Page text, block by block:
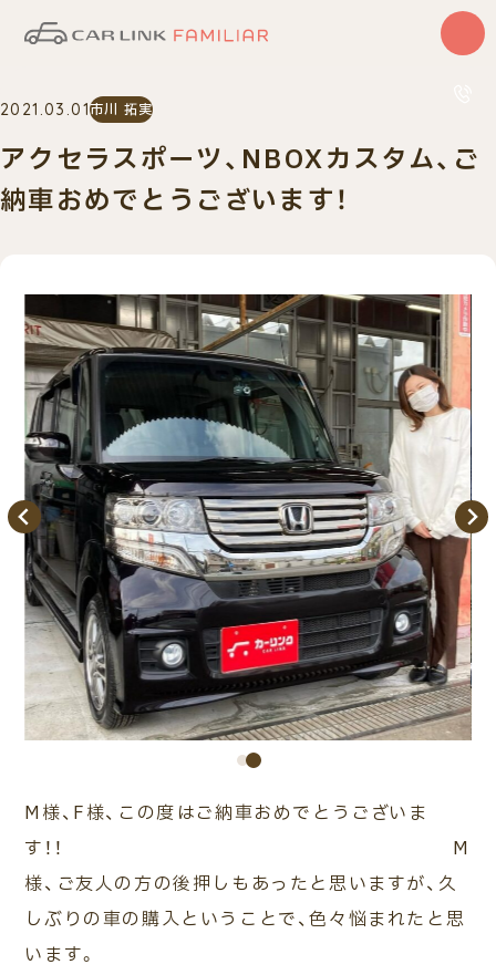
はじめての方
カーリース
中古車
車検・整備
車種一覧
納車実績
店舗・スタッフ紹介
ご相談・
来店予約
査定予約 車検・整備 車種検索
2021.03.01市川 拓実
アクセラスポーツ、NBOXカスタム、ご
納車おめでとうございます！
M様、F様、この度はご納車おめでとうございま
す！！ M
様、ご友人の方の後押しもあったと思いますが、久
しぶりの車の購入ということで、色々悩まれたと思
います。